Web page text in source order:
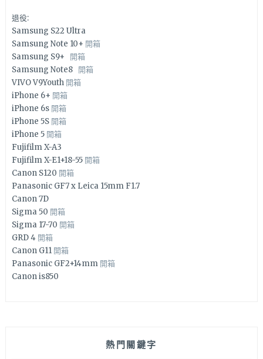
退役:
Samsung S22 Ultra
Samsung Note 10+ 開箱
Samsung S9+ 開箱
Samsung Note8 開箱
VIVO V9Youth 開箱
iPhone 6+ 開箱
iPhone 6s 開箱
iPhone 5S 開箱
iPhone 5 開箱
Fujifilm X-A3
Fujifilm X-E1+18-55 開箱
Canon S120 開箱
Panasonic GF7 x Leica 15mm F1.7
Canon 7D
Sigma 50 開箱
Sigma 17-70 開箱
GRD 4 開箱
Canon G11 開箱
Panasonic GF2+14mm 開箱
Canon is850
熱門關鍵字